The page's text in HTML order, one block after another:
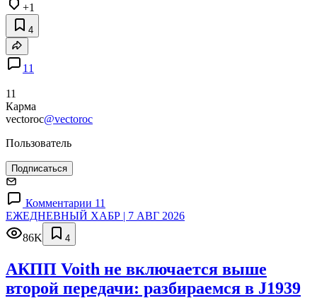
+1
4
11
11
Карма
vectoroc@vectoroc
Пользователь
Подписаться
Комментарии 11
ЕЖЕДНЕВНЫЙ ХАБР | 7 АВГ 2026
86K
4
АКПП Voith не включается выше
второй передачи: разбираемся в J1939